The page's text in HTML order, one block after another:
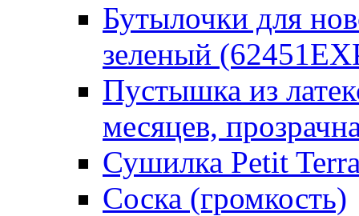
Бутылочки для
зеленый
Пустышка из
месяцев,
Сушилка Petit
Соска (громкость)